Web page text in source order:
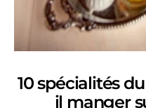
10 spécialités
il manger